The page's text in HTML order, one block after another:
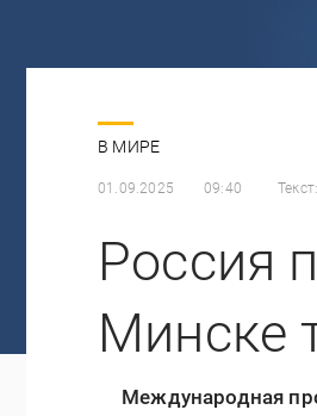
В МИРЕ
01.09.2025 09:40 Текст:
Россия
Минске
Международная